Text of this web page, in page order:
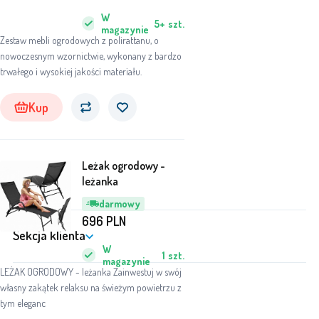
Zestaw mebli ogrodowych z polirattanu, o
nowoczesnym wzornictwie, wykonany z bardzo
trwałego i wysokiej jakości materiału.
W
magazynie 5+ szt.
Kup
darmowy
Leżak ogrodowy -
leżanka
LEŻAK OGRODOWY - leżanka Zainwestuj w swój
własny zakątek relaksu na świeżym powietrzu z
tym eleganc
W
magazynie
1 szt.
696 PLN
Zakupy
Sekcja klienta